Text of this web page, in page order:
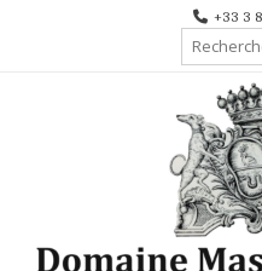
+33 3
Rechercher :